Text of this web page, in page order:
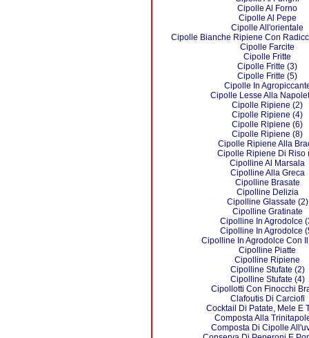
Cipolle Al Forno
Cipolle Al Pepe
Cipolle All'orientale
Cipolle Bianche Ripiene Con
Cipolle Farcite
Cipolle Fritte
Cipolle Fritte (3)
Cipolle Fritte (5)
Cipolle In
Cipolle Lesse Alla
Cipolle Ripiene (2)
Cipolle Ripiene (4)
Cipolle Ripiene (6)
Cipolle Ripiene (8)
Cipolle Ripiene Alla
Cipolle Ripiene Di Riso
Cipolline Al Marsala
Cipolline Alla Greca
Cipolline Brasate
Cipolline Delizia
Cipolline Glassate (2)
Cipolline Gratinate
Cipolline In Agrodolce
Cipolline In Agrodolce
Cipolline In Agrodolce Con
Cipolline Piatte
Cipolline Ripiene
Cipolline Stufate (2)
Cipolline Stufate (4)
Cipollotti Con Finocchi
Clafoutis Di Carciofi
Cocktail Di Patate, Mele E
Composta Alla
Composta Di Cipolle